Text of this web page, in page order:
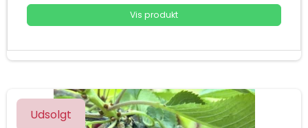
Vis produkt
Udsolgt